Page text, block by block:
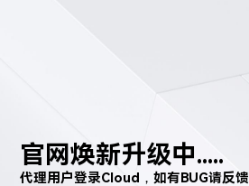
官网焕新升级中.....
代理用户登录Cloud，如有BUG请反馈